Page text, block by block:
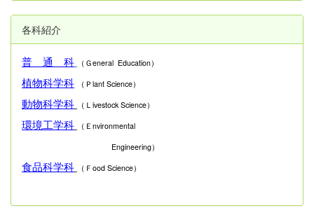
各科紹介
普 通 科 （Ｇeneral Education）
植物科学科 （Ｐlant Science）
動物科学科 （Ｌivestock Science）
環境工学科
（Ｅnvironmental
Engineering）
食品科学科 （Ｆood Science）